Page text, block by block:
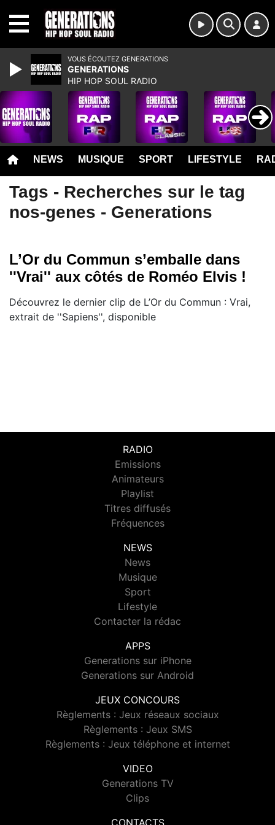
NEWS MUSIQUE SPORT LIFESTYLE
Tags - Recherches sur le tag
nos-genes - Generations
L’Or du Commun s’emballe dans
''Vrai'' aux côtés de Roméo Elvis !
Découvrez le dernier clip de L’Or du Commun : Vrai,
extrait de ''Sapiens'', disponible
RADIO
Emissions
Animateurs
Playlist
Titres diffusés
Fréquences
NEWS
News
Musique
Sport
Lifestyle
Contacter la rédac
APPS
Generations sur iPhone
Generations sur Android
JEUX CONCOURS
Règlements : Jeux réseaux sociaux
Règlements : Jeux SMS
Règlements : Jeux téléphone et internet
VIDEO
Generations TV
Clips
VOUS ÉCOUTEZ GENERATIONS
GENERATIONS
HIP HOP SOUL RADIO